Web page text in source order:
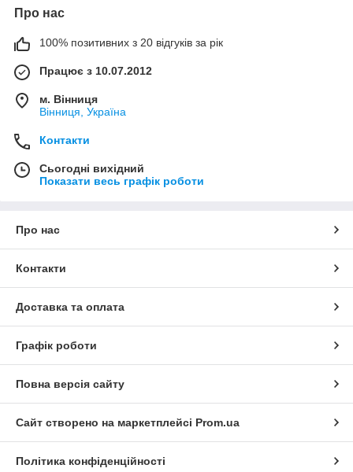
Про нас
100% позитивних з 20 відгуків за рік
Працює з 10.07.2012
м. Вінниця
Вінниця, Україна
Контакти
Сьогодні вихідний
Показати весь графік роботи
Про нас
Контакти
Доставка та оплата
Графік роботи
Повна версія сайту
Сайт створено на маркетплейсі Prom.ua
Політика конфіденційності